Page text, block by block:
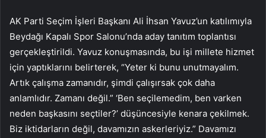
AK Parti Seçim İşleri Başkanı Ali İhsan Yavuz’un katılımıyla
Beydağı Kapalı Spor Salonu’nda aday tanıtım toplantısı
gerçekleştirildi. Yavuz konuşmasında, bu işi millete hizmet
için yaptıklarını belirterek, “Yeter ki bunu unutmayalım.
Artık çalışma zamanıdır, şimdi çalışırsak çok daha
anlamlıdır. Zamanı değil.” ‘Ben seçilemedim, ben varken
neden başkasını seçtiler?’ düşüncesiyle kenara çekilmek.
Biz iktidarların değil, davamızın askerleriyiz.” Davamızı